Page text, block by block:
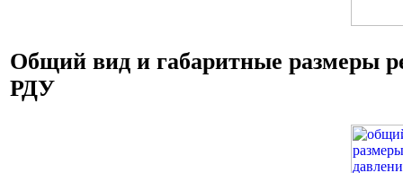
Общий вид и габаритные размеры
РДУ